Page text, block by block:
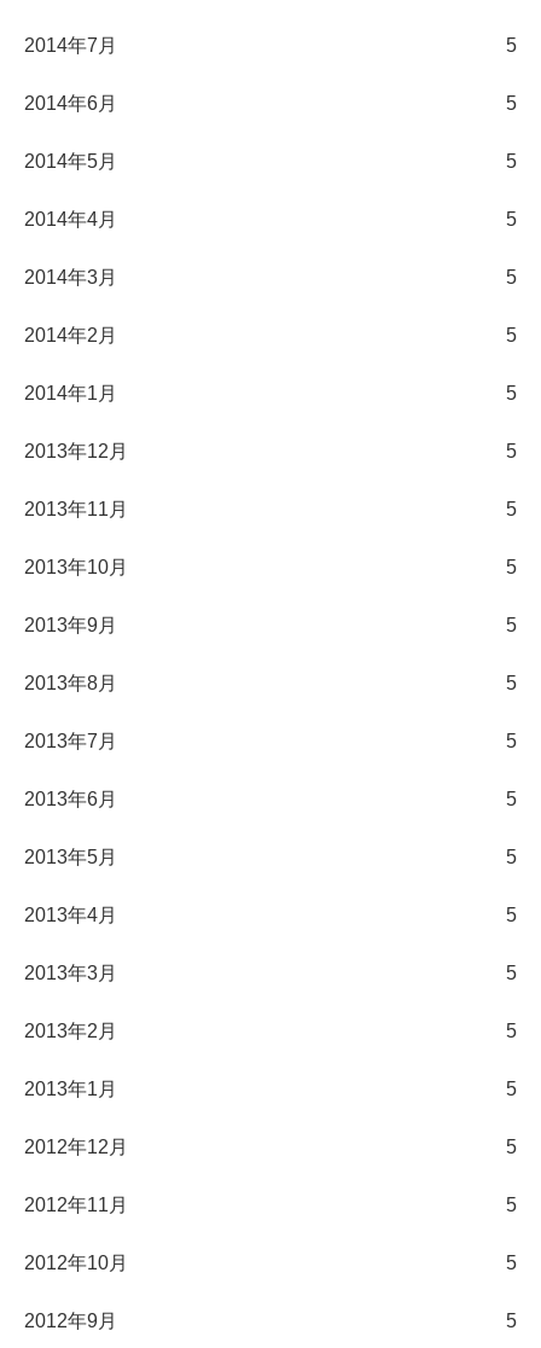
2014年7月 5
2014年6月 5
2014年5月 5
2014年4月 5
2014年3月 5
2014年2月 5
2014年1月 5
2013年12月 5
2013年11月 5
2013年10月 5
2013年9月 5
2013年8月 5
2013年7月 5
2013年6月 5
2013年5月 5
2013年4月 5
2013年3月 5
2013年2月 5
2013年1月 5
2012年12月 5
2012年11月 5
2012年10月 5
2012年9月 5